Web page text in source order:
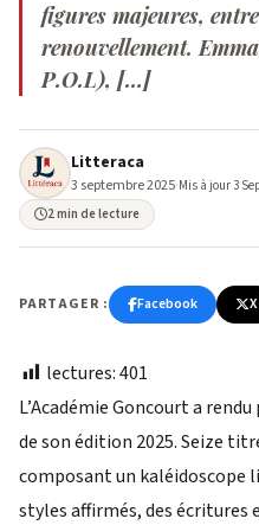
figures majeures,
renouvellement.
P.O.L), […]
Litteraca
3 septembre 2025·Mis à jour 3
2 min de lecture
PARTAGER : Facebook X
lectures:401
L’Académie Goncourt a
de son édition 2025. Seize
composant un kaléidoscope
styles affirmés, des écritures